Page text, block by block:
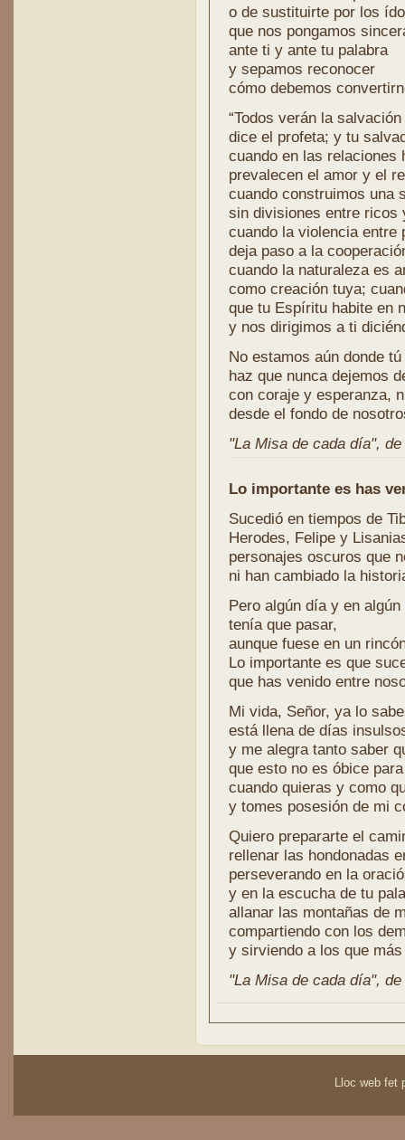
o de sustituirte por los
que nos pongamos
ante ti y ante tu palabra
y sepamos reconocer
cómo debemos
“Todos verán la
dice el profeta; y tu
cuando en las relaciones
prevalecen el amor y el
cuando construimos una
sin divisiones entre ricos
cuando la violencia entre
deja paso a la
cuando la naturaleza es
como creación tuya;
que tu Espíritu habite en
y nos dirigimos a ti
No estamos aún donde
haz que nunca dejemos
con coraje y esperanza,
desde el fondo de
"La Misa de cada día",
Lo importante es has
Sucedió en tiempos de
Herodes, Felipe y
personajes oscuros que
ni han cambiado la
Pero algún día y en algún
tenía que pasar,
aunque fuese en un
Lo importante es que
que has venido entre
Mi vida, Señor, ya lo
está llena de días
y me alegra tanto saber
que esto no es óbice
cuando quieras y como
y tomes posesión de mi
Quiero prepararte el
rellenar las hondonadas
perseverando en la
y en la escucha de tu
allanar las montañas de
compartiendo con los
y sirviendo a los que
"La Misa de cada día",
Lloc web fet